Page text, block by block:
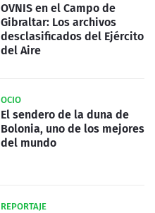
OVNIS en el Campo de
Gibraltar: Los archivos
desclasificados del Ejército
del Aire
OCIO
El sendero de la duna de
Bolonia, uno de los mejores
del mundo
REPORTAJE